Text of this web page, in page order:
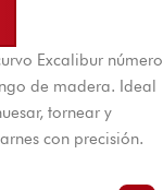
Excalibur número
de madera. Ideal
tornear y
con precisión.